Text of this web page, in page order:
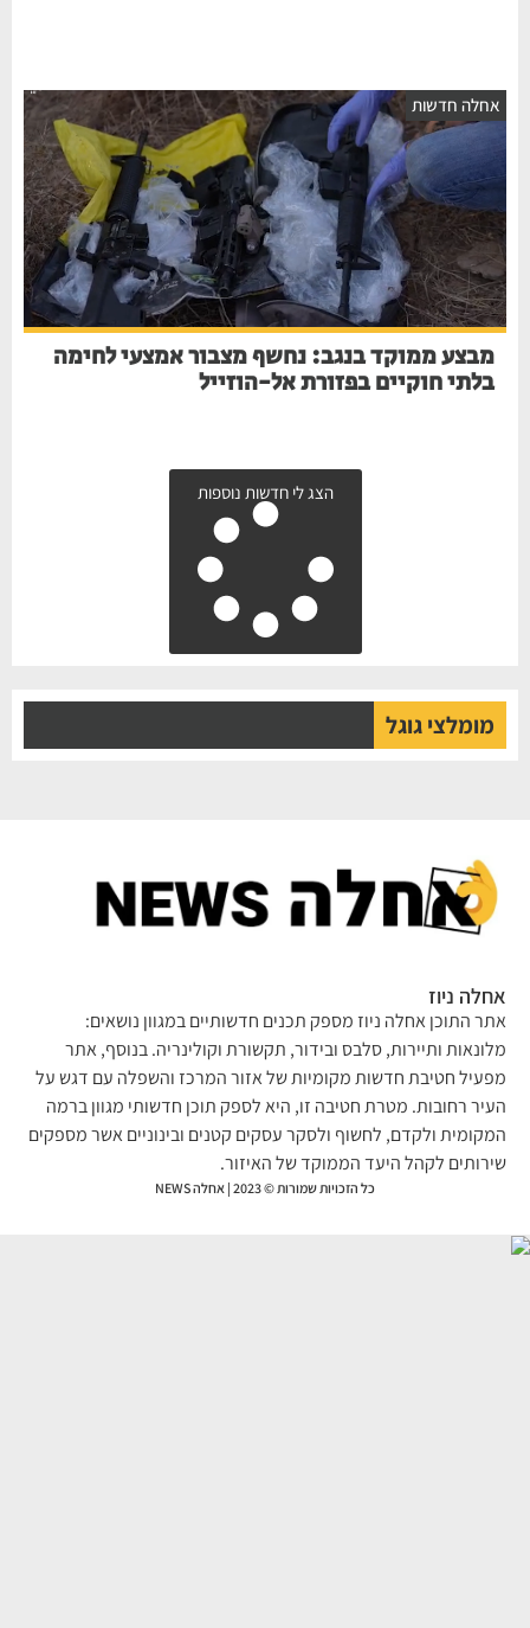
חדשות
מבצע ממוקד בנגב: נחשף מצבור אמצעי לחימה
בלתי חוקיים בפזורת אל-הוזייל
הצג לי חדשות נוספות
מומלצי גוגל
ניוז
התוכן אחלה ניוז מספק תכנים חדשותיים במגוון נושאים:
ותיירות, סלבס ובידור, תקשורת וקולינריה. בנוסף, אתר
חטיבת חדשות מקומיות של אזור המרכז והשפלה עם דגש על
רחובות. מטרת חטיבה זו, היא לספק תוכן חדשותי מגוון ברמה
ולקדם, לחשוף ולסקר עסקים קטנים ובינוניים אשר מספקים
לקהל היעד הממוקד של האיזור.
כל הזכויות שמורות © 2023 | אחלה NEWS